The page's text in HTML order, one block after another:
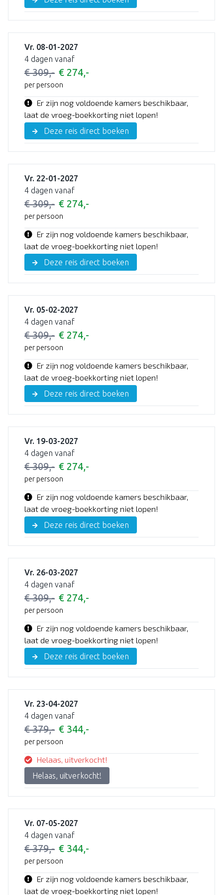
Vr. 08-01-2027
4 dagen vanaf
€ 309,- € 274,-
per persoon
Er zijn nog voldoende kamers beschikbaar,
laat de vroeg-boekkorting niet lopen!
Deze reis direct boeken
Vr. 22-01-2027
4 dagen vanaf
€ 309,- € 274,-
per persoon
Er zijn nog voldoende kamers beschikbaar,
laat de vroeg-boekkorting niet lopen!
Deze reis direct boeken
Vr. 05-02-2027
4 dagen vanaf
€ 309,- € 274,-
per persoon
Er zijn nog voldoende kamers beschikbaar,
laat de vroeg-boekkorting niet lopen!
Deze reis direct boeken
Vr. 19-03-2027
4 dagen vanaf
€ 309,- € 274,-
per persoon
Er zijn nog voldoende kamers beschikbaar,
laat de vroeg-boekkorting niet lopen!
Deze reis direct boeken
Vr. 26-03-2027
4 dagen vanaf
€ 309,- € 274,-
per persoon
Er zijn nog voldoende kamers beschikbaar,
laat de vroeg-boekkorting niet lopen!
Deze reis direct boeken
Vr. 23-04-2027
4 dagen vanaf
€ 379,- € 344,-
per persoon
Helaas, uitverkocht!
Helaas, uitverkocht!
Vr. 07-05-2027
4 dagen vanaf
€ 379,- € 344,-
per persoon
Er zijn nog voldoende kamers beschikbaar,
laat de vroeg-boekkorting niet lopen!